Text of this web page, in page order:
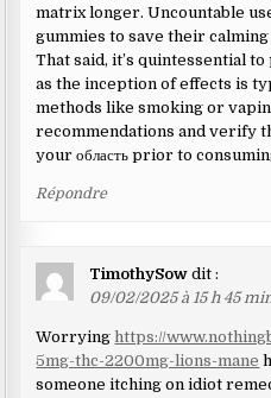
matrix longer. Uncountable
gummies to save their
That said, it’s quintessential
as the inception of effects is
methods like smoking or
recommendations and verify
your область prior to
Répondre
TimothySow dit :
09/02/2025 à 15 h 45
Worrying https://
5mg-thc-2200mg-lions-mane
someone itching on idiot